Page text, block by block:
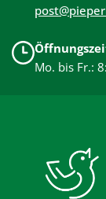
Mo. bis Fr.: